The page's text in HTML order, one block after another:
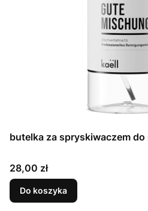
butelka za spryskiwaczem
Cena
28,00 zł
Do koszyka